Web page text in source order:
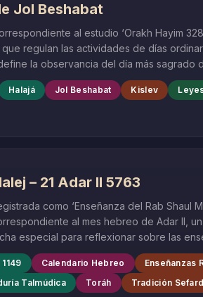
Jol Beshabat
al estudio ‘Orakh Hayim
regulan las actividades de días
la observancia del día más sagrado
Halajá Jol Beshabat Kislev
– 21 Adar II 5763
como ‘Enseñanza del Rab Shaul
al mes hebreo de Adar II,
especial para reflexionar sobre las
Calendario Hebreo Enseñanzas
Talmúdica Toráh Tradición